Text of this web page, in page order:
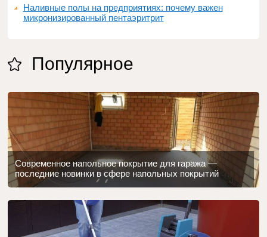
Наливные полы на предприятиях: почему важен
микронизированный пентаэритрит
Популярное
Современное напольное покрытие для гаража —
последние новинки в сфере напольных покрытий